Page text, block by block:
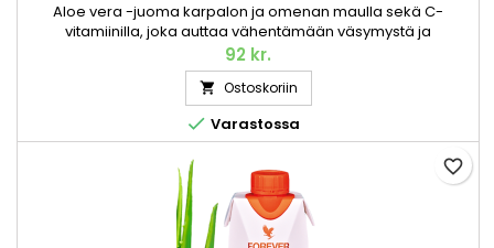
Aloe vera -juoma karpalon ja omenan maulla sekä C-
vitamiinilla, joka auttaa vähentämään väsymystä ja
uupumusta sekä edistää immuunijärjestelmän normaalia
toimintaa Herkullinen versio suositusta Aloe vera -
juomastamme. Kuten alkuperäinen, Forever Aloe Berry
Nectar™ sisältää korkealaatuisesta, käsin poimitusta Aloe
verasta valmistettua sisägeeliä, joka on...
92 kr.
 Ostoskoriin
 Varastossa
favorite_border